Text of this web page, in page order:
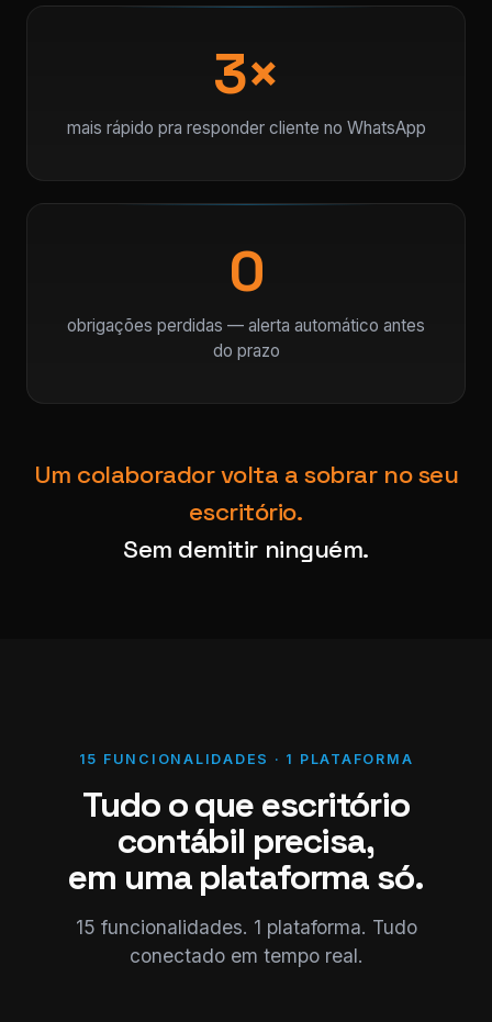
3×
mais rápido pra responder cliente no WhatsApp
0
obrigações perdidas — alerta automático antes
do prazo
Um colaborador volta a sobrar no seu
escritório.
Sem demitir ninguém.
15 FUNCIONALIDADES · 1 PLATAFORMA
Tudo o que escritório
contábil precisa,
em uma plataforma só.
15 funcionalidades. 1 plataforma. Tudo
conectado em tempo real.